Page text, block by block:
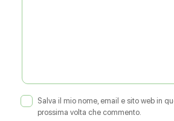
Salva il mio nome, email e sito web in
prossima volta che commento.